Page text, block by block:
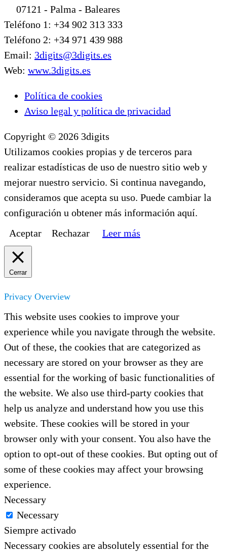
07121 - Palma - Baleares
Teléfono 1: +34 902 313 333
Teléfono 2: +34 971 439 988
Email: 3digits@3digits.es
Web: www.3digits.es
Política de cookies
Aviso legal y política de privacidad
Copyright © 2026 3digits
Utilizamos cookies propias y de terceros para
realizar estadísticas de uso de nuestro sitio web y
mejorar nuestro servicio. Si continua navegando,
consideramos que acepta su uso. Puede cambiar la
configuración u obtener más información aquí.
Aceptar
Rechazar Leer más
Cerrar
Privacy Overview
This website uses cookies to improve your
experience while you navigate through the website.
Out of these, the cookies that are categorized as
necessary are stored on your browser as they are
essential for the working of basic functionalities of
the website. We also use third-party cookies that
help us analyze and understand how you use this
website. These cookies will be stored in your
browser only with your consent. You also have the
option to opt-out of these cookies. But opting out of
some of these cookies may affect your browsing
experience.
Necessary
Necessary
Siempre activado
Necessary cookies are absolutely essential for the